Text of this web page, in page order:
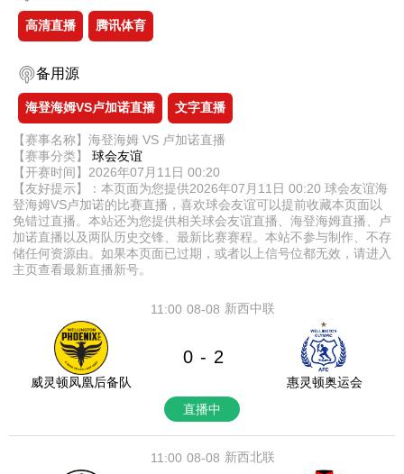
高清直播 腾讯体育
备用源
海登海姆VS卢加诺直播 文字直播
【赛事名称】海登海姆 VS 卢加诺直播
【赛事分类】 球会友谊
【开赛时间】2026年07月11日 00:20
【友好提示】：本页面为您提供2026年07月11日 00:20 球会友谊海
登海姆VS卢加诺的比赛直播，喜欢球会友谊可以提前收藏本页面以
免错过直播。本站还为您提供相关球会友谊直播、海登海姆直播、卢
加诺直播以及两队历史交锋、最新比赛赛程。本站不参与制作、不存
储任何资源由。如果本页面已过期，或者以上信号位都无效，请进入
主页查看最新直播新号。
08-08
11:00 新西中联
威灵顿凤凰后备队
0 - 2
惠灵顿奥运会
直播中
08-08
11:00 新西北联